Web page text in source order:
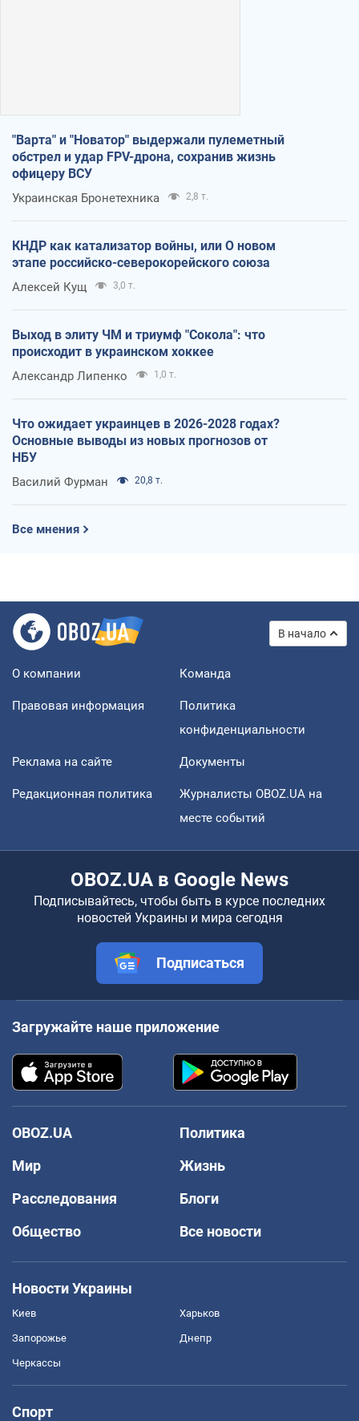
"Варта" и "Новатор" выдержали пулеметный
обстрел и удар FPV-дрона, сохранив жизнь
офицеру ВСУ
Украинская Бронетехника 2,8 т.
КНДР как катализатор войны, или О новом
этапе российско-северокорейского союза
Алексей Кущ 3,0 т.
Выход в элиту ЧМ и триумф "Сокола": что
происходит в украинском хоккее
Александр Липенко 1,0 т.
Что ожидает украинцев в 2026-2028 годах?
Основные выводы из новых прогнозов от
НБУ
Василий Фурман 20,8 т.
Все мнения
В начало
О компании Команда
Правовая информация
Политика
конфиденциальности
Реклама на сайте Документы
Редакционная политика
Журналисты OBOZ.UA на
месте событий
OBOZ.UA в Google News
Подписывайтесь, чтобы быть в курсе последних
новостей Украины и мира сегодня
Подписаться
Загружайте наше приложение
OBOZ.UA
Политика
Мир
Жизнь
Расследования
Блоги
Общество
Все новости
Новости Украины
Киев Харьков
Запорожье Днепр
Черкассы
Спорт